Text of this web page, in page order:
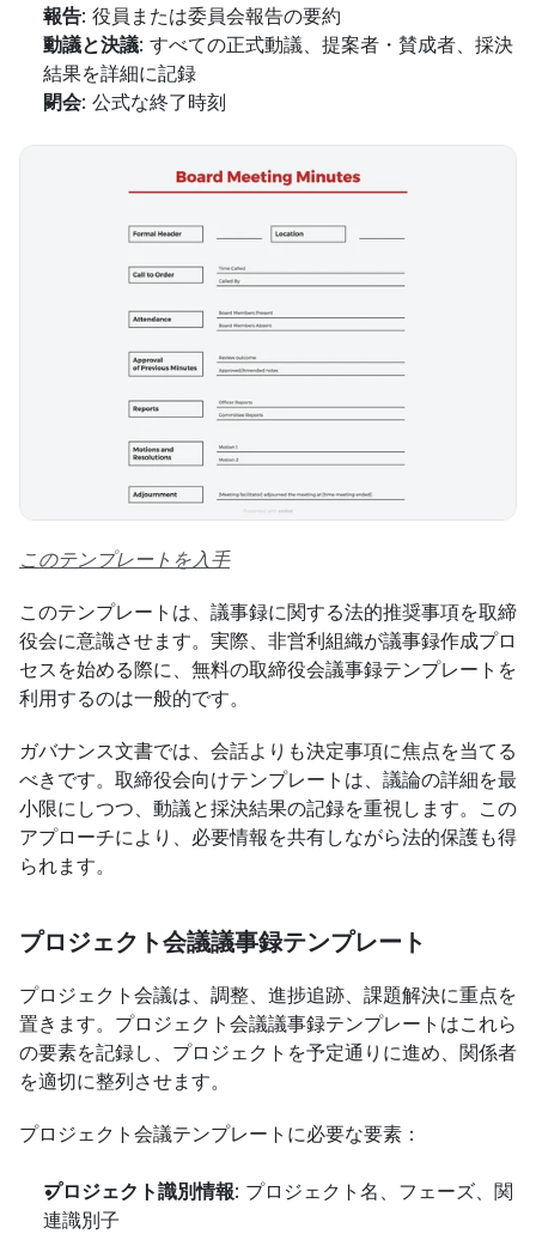
報告: 役員または委員会報告の要約
動議と決議: すべての正式動議、提案者・賛成者、採決
結果を詳細に記録
閉会: 公式な終了時刻
このテンプレートを入手
このテンプレートは、議事録に関する法的推奨事項を取締
役会に意識させます。実際、非営利組織が議事録作成プロ
セスを始める際に、無料の取締役会議事録テンプレートを
利用するのは一般的です。
ガバナンス文書では、会話よりも決定事項に焦点を当てる
べきです。取締役会向けテンプレートは、議論の詳細を最
小限にしつつ、動議と採決結果の記録を重視します。この
アプローチにより、必要情報を共有しながら法的保護も得
られます。
プロジェクト会議議事録テンプレート
プロジェクト会議は、調整、進捗追跡、課題解決に重点を
置きます。プロジェクト会議議事録テンプレートはこれら
の要素を記録し、プロジェクトを予定通りに進め、関係者
を適切に整列させます。
プロジェクト会議テンプレートに必要な要素：
プロジェクト識別情報: プロジェクト名、フェーズ、関
連識別子